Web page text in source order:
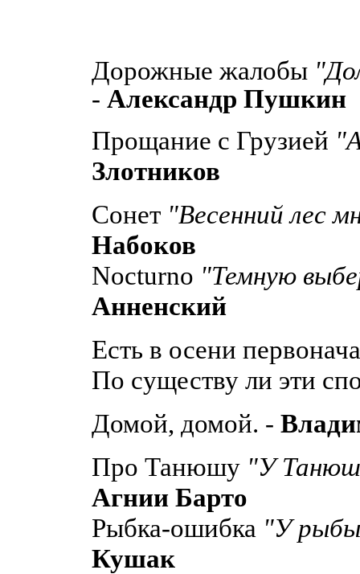
Дорожные жалобы
- Александр Пушкин
Прощание с Грузией
Злотников
Сонет "Весенний лес
Набоков
Nocturno "Темную
Анненский
Есть в осени
По существу ли эти
Домой, домой. -
Про Танюшу "У
Агнии Барто
Рыбка-ошибка "У рыбы
Кушак